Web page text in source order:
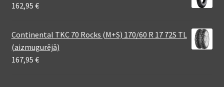
162,95 €
Continental TKC 70 Rocks (M+S) 170/60 R 17 72S TL
(aizmugurējā)
167,95 €